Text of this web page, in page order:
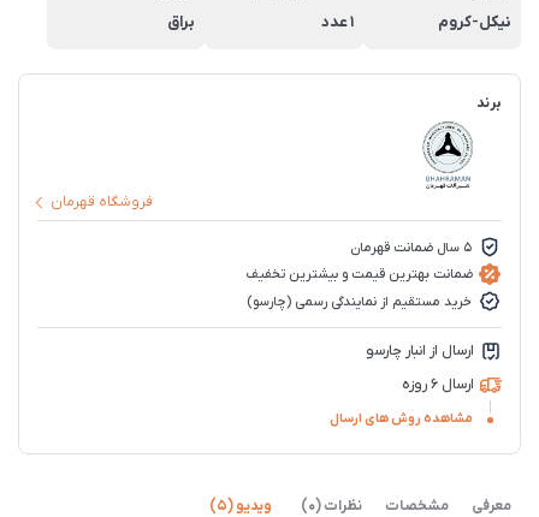
نیکل-کروم
1 عدد
براق
برند
فروشگاه قهرمان
5 سال ضمانت قهرمان
ضمانت بهترین قیمت و بیشترین تخفیف
خرید مستقیم از نمایندگی رسمی (چارسو)
ارسال از انبار چارسو
ارسال 6 روزه
مشاهده روش های ارسال
معرفی مشخصات نظرات (0) ویدیو (5)